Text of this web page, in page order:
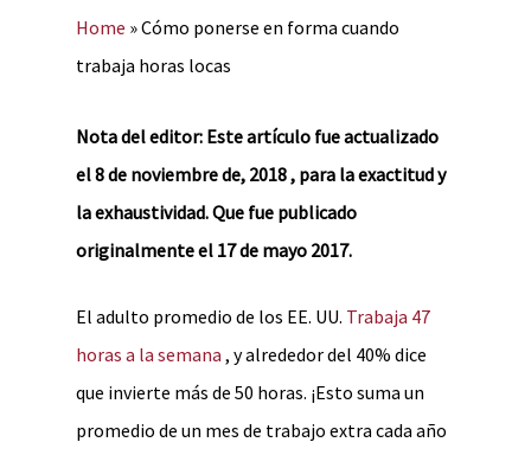
Home »Cómo ponerse en forma cuando
trabaja horas locas
Nota del editor: Este artículo fue actualizado
el 8 de noviembre de, 2018 , para la exactitud y
la exhaustividad. Que fue publicado
originalmente el 17 de mayo 2017.
El adulto promedio de los EE. UU. Trabaja 47
horas a la semana , y alrededor del 40% dice
que invierte más de 50 horas. ¡Esto suma un
promedio de un mes de trabajo extra cada año